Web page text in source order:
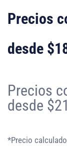
Precios
desde
Precios
desde
*Precio